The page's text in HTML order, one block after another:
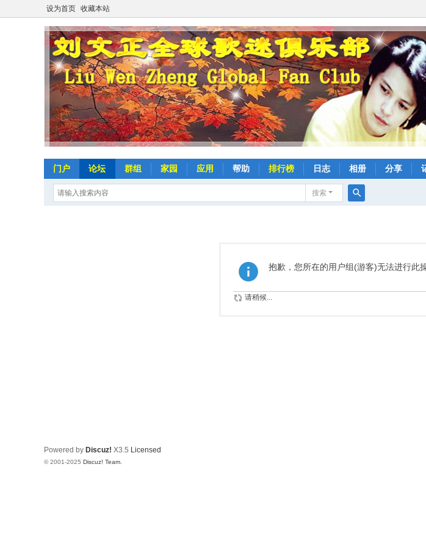
设为首页 收藏本站
门户 论坛 群组 家园 应用 帮助 排行榜 日志 相册 分享
搜索
抱歉，您所在的用户组(游客)无法进行此
请稍候...
Powered by Discuz! X3.5 Licensed
© 2001-2025 Discuz! Team